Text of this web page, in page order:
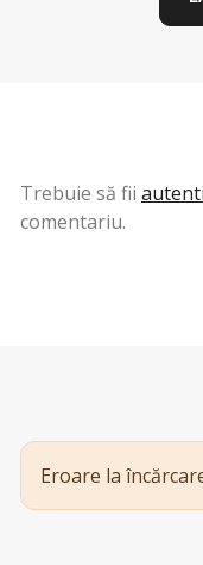
Trebuie să fii
comentariu.
Eroare la